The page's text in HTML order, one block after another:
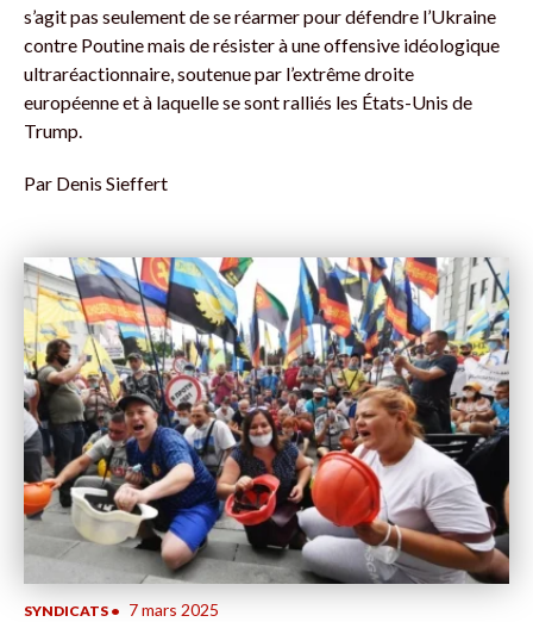
s’agit pas seulement de se réarmer pour défendre l’Ukraine
contre Poutine mais de résister à une offensive idéologique
ultraréactionnaire, soutenue par l’extrême droite
européenne et à laquelle se sont ralliés les États-Unis de
Trump.
Par Denis Sieffert
SYNDICATS • 7 mars 2025